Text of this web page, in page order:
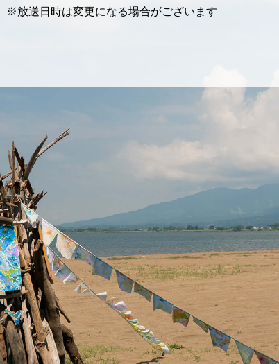
※放送日時は変更になる場合がございます